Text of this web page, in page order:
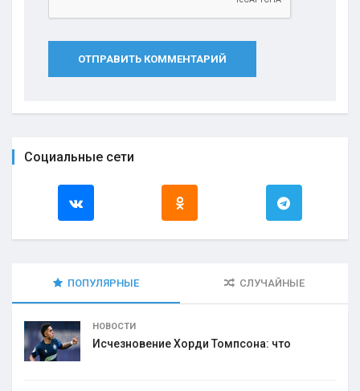
ОТПРАВИТЬ КОММЕНТАРИЙ
Социальные сети
ПОПУЛЯРНЫЕ СЛУЧАЙНЫЕ
НОВОСТИ
Исчезновение Хорди Томпсона: что